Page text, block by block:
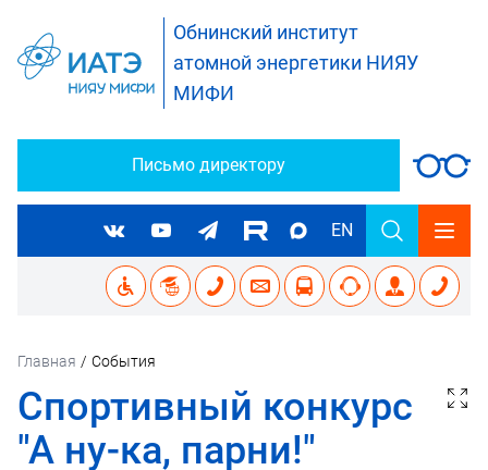
Обнинский институт
атомной энергетики НИЯУ
МИФИ
Письмо директору
EN
Главная / События
Спортивный конкурс
"А ну-ка, парни!"